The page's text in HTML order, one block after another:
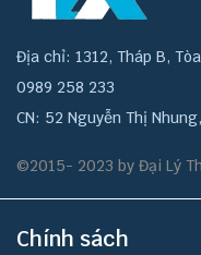
Địa chỉ: 1312, Tháp B,
0989 258 233
CN: 52 Nguyễn Thị
©2015- 2023 by Đại Lý
Chính sách